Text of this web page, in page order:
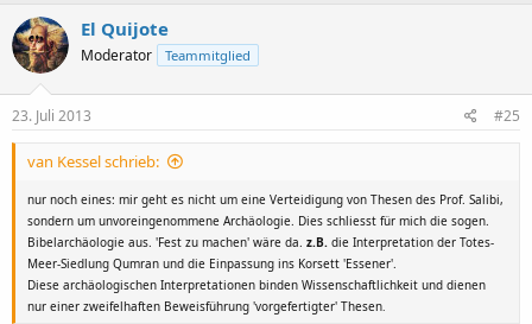
El Quijote
Moderator Teammitglied
23. Juli 2013 #25
van Kessel schrieb:
nur noch eines: mir geht es nicht um eine Verteidigung von Thesen des Prof. Salibi,
sondern um unvoreingenommene Archäologie. Dies schliesst für mich die sogen.
Bibelarchäologie aus. 'Fest zu machen' wäre da. z.B. die Interpretation der Totes-
Meer-Siedlung Qumran und die Einpassung ins Korsett 'Essener'.
Diese archäologischen Interpretationen binden Wissenschaftlichkeit und dienen
nur einer zweifelhaften Beweisführung 'vorgefertigter' Thesen